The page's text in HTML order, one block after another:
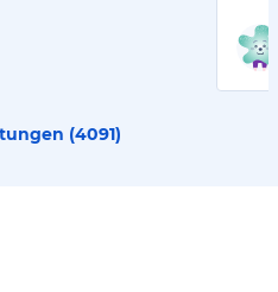
(4091)